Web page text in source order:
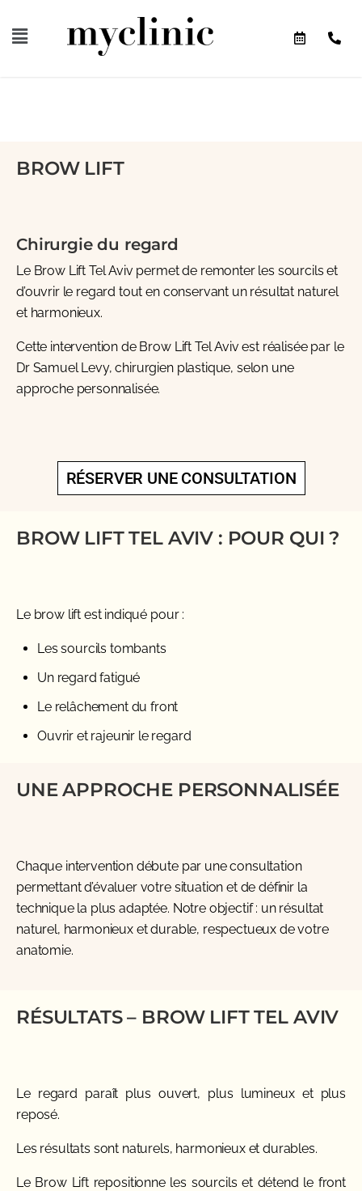
BROW LIFT
Chirurgie du regard
Le Brow Lift Tel Aviv permet de remonter les sourcils et
d’ouvrir le regard tout en conservant un résultat naturel
et harmonieux.
Cette intervention de Brow Lift Tel Aviv est réalisée par le
Dr Samuel Levy, chirurgien plastique, selon une
approche personnalisée.
RÉSERVER UNE CONSULTATION
BROW LIFT TEL AVIV : POUR QUI ?
Le brow lift est indiqué pour :
Les sourcils tombants
Un regard fatigué
Le relâchement du front
Ouvrir et rajeunir le regard
UNE APPROCHE PERSONNALISÉE
Chaque intervention débute par une consultation
permettant d’évaluer votre situation et de définir la
technique la plus adaptée. Notre objectif : un résultat
naturel, harmonieux et durable, respectueux de votre
anatomie.
RÉSULTATS – BROW LIFT TEL AVIV
Le regard paraît plus ouvert, plus lumineux et plus
reposé.
Les résultats sont naturels, harmonieux et durables.
Le Brow Lift repositionne les sourcils et détend le front